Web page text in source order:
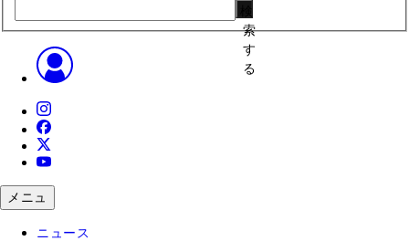
索
す
る
メニュ
ニュース